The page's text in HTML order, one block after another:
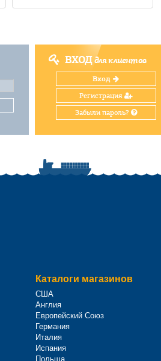
ВХОДдля клиентов
Вход
Регистрация
Забыли пароль?
Каталоги магазинов
США
Англия
Европейский Союз
Германия
Италия
Испания
Польща